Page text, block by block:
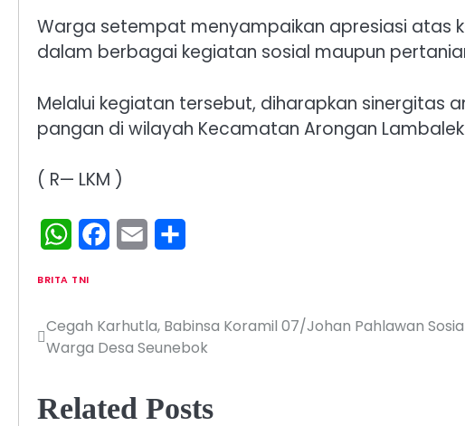
Warga setempat menyampaikan apresiasi atas
dalam berbagai kegiatan sosial maupun
Melalui kegiatan tersebut, diharapkan sinergitas
pangan di wilayah Kecamatan Arongan
( R— LKM )
WhatsAppFacebook
Email
BRITA TNI
Navigasi
Cegah Karhutla, Babinsa Koramil 07/Johan Pahlawan
Warga Desa Seunebok
Related Posts